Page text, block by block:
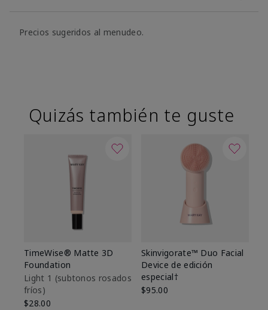
Precios sugeridos al menudeo.
Quizás también te guste
TimeWise® Matte 3D
Foundation
Light 1​ (subtonos rosados
fríos)
$28.00
Skinvigorate™ Duo Facial
Device de edición
especial†
$95.00